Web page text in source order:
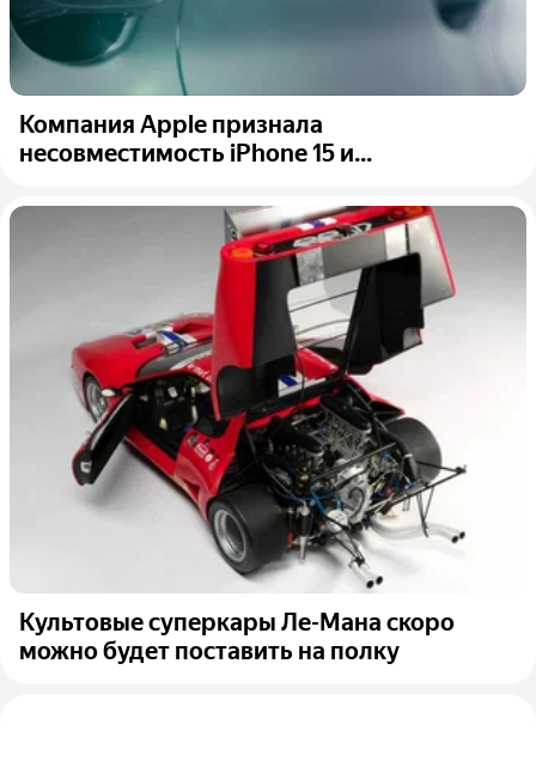
Компания Apple признала
несовместимость iPhone 15 и...
Культовые суперкары Ле-Мана скоро
можно будет поставить на полку